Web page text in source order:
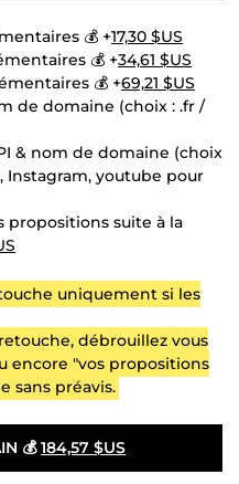
💰 +17,30 $US
💰 +34,61 $US
💰 +69,21 $US
de domaine (choix : .fr /
& nom de domaine (choix
Instagram, youtube pour
propositions suite à la
uniquement si les
débrouillez vous
encore "vos propositions
sans préavis.
💰184,57 $US